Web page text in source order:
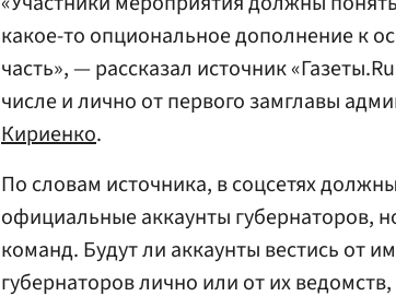
какое-то опциональное дополнение к
часть», — рассказал источник
числе и лично от первого замглавы
Кириенко.
По словам источника, в соцсетях
официальные аккаунты губернаторов,
команд. Будут ли аккаунты вестись от
губернаторов лично или от их